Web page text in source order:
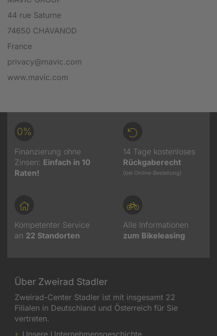
44 rue Saturne
74650 CHAVANOD
France
privacy@mavic.com
www.mavic.com
0%
Finanzierung ohne
Zinsen: Einfach in 10
Raten!
14 Tage kostenloses
Rückgaberecht
(bei Online-Bestellung)
Kompetenter Service
an 22 Standorten
Alle Informationen
zum Bikeleasing
Über Zweirad Stadler
Zweirad-Center Stadler ist mit insgesamt 22
Filialen in Deutschland und Österreich für Sie
vertreten.
Unsere Unternehmensgeschichte